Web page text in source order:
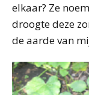
elkaar? Ze
droogte deze
de aarde van